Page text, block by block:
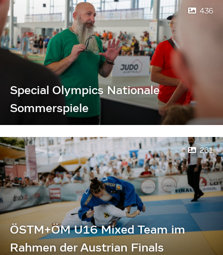
436
Special Olympics Nationale
Sommerspiele
261
ÖSTM+ÖM U16 Mixed Team im
Rahmen der Austrian Finals